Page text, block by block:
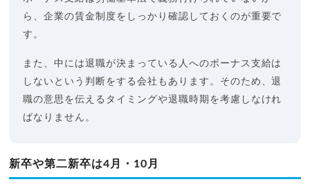
ら、企業の賃金制度をしっかり確認しておくのが重要で
す。
また、中には退職が決まっている人へのボーナス支給は
しないという判断をする会社もあります。そのため、退
職の意思を伝えるタイミングや退職時期を考慮しなけれ
ばなりません。
新卒や第二新卒は4月・10月